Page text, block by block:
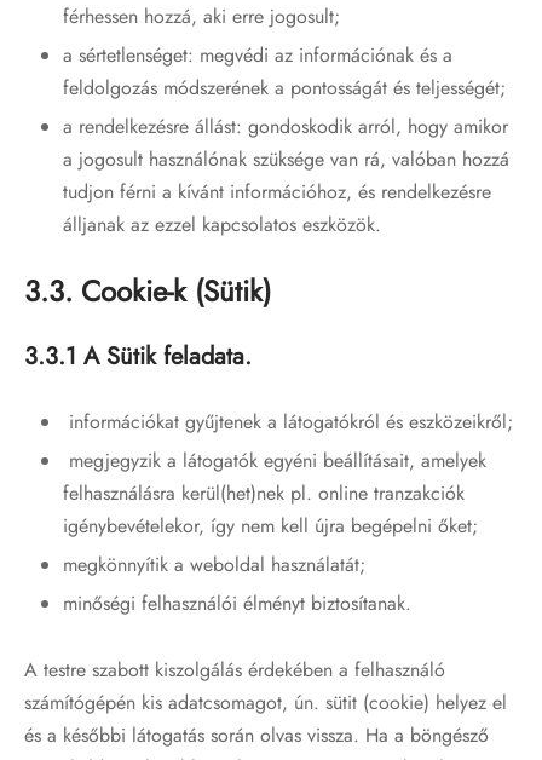
férhessen hozzá, aki erre jogosult;
a sértetlenséget: megvédi az információnak és a
feldolgozás módszerének a pontosságát és teljességét;
a rendelkezésre állást: gondoskodik arról, hogy amikor
a jogosult használónak szüksége van rá, valóban hozzá
tudjon férni a kívánt információhoz, és rendelkezésre
álljanak az ezzel kapcsolatos eszközök.
3.3. Cookie-k (Sütik)
3.3.1 A Sütik feladata.
információkat gyűjtenek a látogatókról és eszközeikről;
megjegyzik a látogatók egyéni beállításait, amelyek
felhasználásra kerül(het)nek pl. online tranzakciók
igénybevételekor, így nem kell újra begépelni őket;
megkönnyítik a weboldal használatát;
minőségi felhasználói élményt biztosítanak.
A testre szabott kiszolgálás érdekében a felhasználó
számítógépén kis adatcsomagot, ún. sütit (cookie) helyez el
és a későbbi látogatás során olvas vissza. Ha a böngésző